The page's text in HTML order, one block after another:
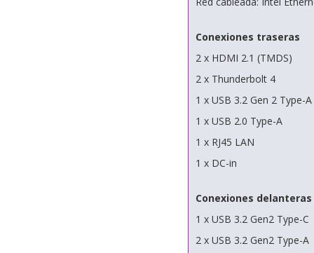
Conexiones traseras
2 x HDMI 2.1 (TMDS)
2 x Thunderbolt 4
1 x USB 3.2 Gen 2 Type-A
1 x USB 2.0 Type-A
1 x RJ45 LAN
1 x DC-in
Conexiones delanteras
1 x USB 3.2 Gen2 Type-C
2 x USB 3.2 Gen2 Type-A